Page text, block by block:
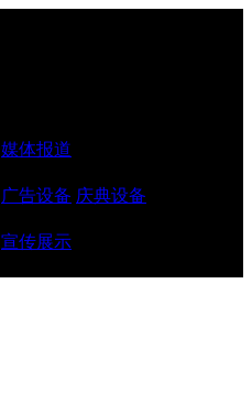
媒体报道
广告设备 庆典设备
宣传展示